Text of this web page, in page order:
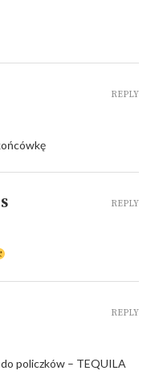
REPLY
REPLY
policzków – TEQUILA
REPLY